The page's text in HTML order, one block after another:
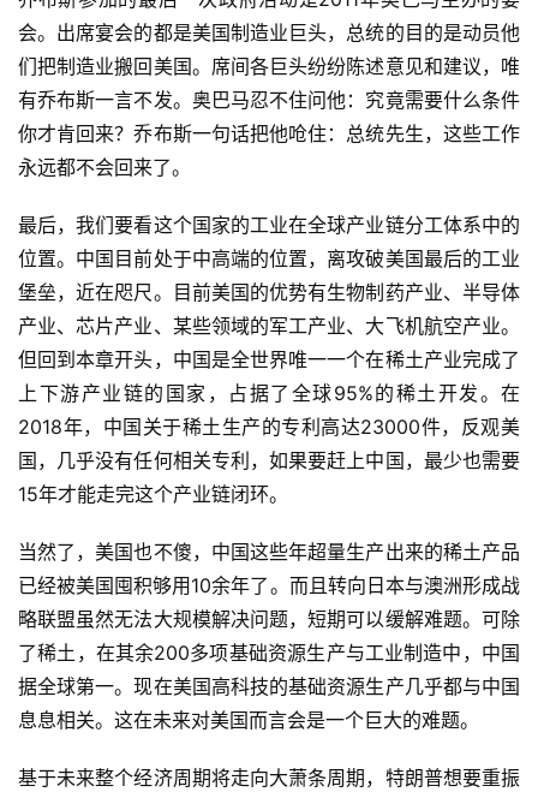
会。出席宴会的都是美国制造业巨头，总统的目的是动员他
们把制造业搬回美国。席间各巨头纷纷陈述意见和建议，唯
有乔布斯一言不发。奥巴马忍不住问他：究竟需要什么条件
你才肯回来？乔布斯一句话把他呛住：总统先生，这些工作
永远都不会回来了。
最后，我们要看这个国家的工业在全球产业链分工体系中的
位置。中国目前处于中高端的位置，离攻破美国最后的工业
堡垒，近在咫尺。目前美国的优势有生物制药产业、半导体
产业、芯片产业、某些领域的军工产业、大飞机航空产业。
但回到本章开头，中国是全世界唯一一个在稀土产业完成了
上下游产业链的国家，占据了全球95%的稀土开发。在
2018年，中国关于稀土生产的专利高达23000件，反观美
国，几乎没有任何相关专利，如果要赶上中国，最少也需要
15年才能走完这个产业链闭环。
当然了，美国也不傻，中国这些年超量生产出来的稀土产品
已经被美国囤积够用10余年了。而且转向日本与澳洲形成战
略联盟虽然无法大规模解决问题，短期可以缓解难题。可除
了稀土，在其余200多项基础资源生产与工业制造中，中国
据全球第一。现在美国高科技的基础资源生产几乎都与中国
息息相关。这在未来对美国而言会是一个巨大的难题。
基于未来整个经济周期将走向大萧条周期，特朗普想要重振